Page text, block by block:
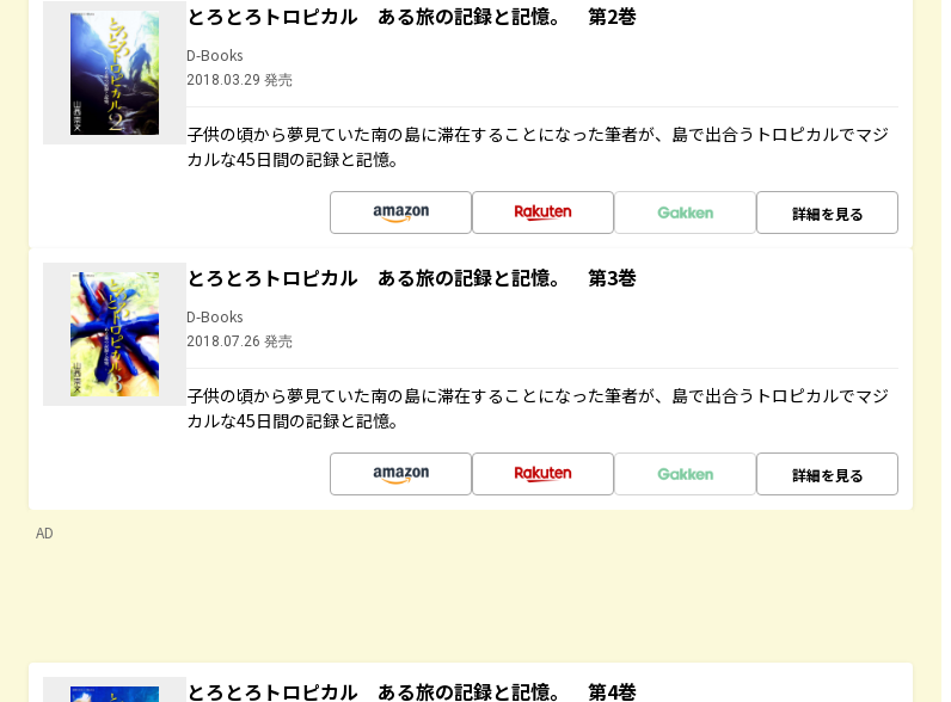
とろとろトロピカル ある旅の記録と記憶。 第2巻
D-Books
2018.03.29 発売
子供の頃から夢見ていた南の島に滞在することになった筆者が、島で出合うトロピカルでマジ
カルな45日間の記録と記憶。
詳細を見る
とろとろトロピカル ある旅の記録と記憶。 第3巻
D-Books
2018.07.26 発売
子供の頃から夢見ていた南の島に滞在することになった筆者が、島で出合うトロピカルでマジ
カルな45日間の記録と記憶。
詳細を見る
AD
とろとろトロピカル ある旅の記録と記憶。 第4巻